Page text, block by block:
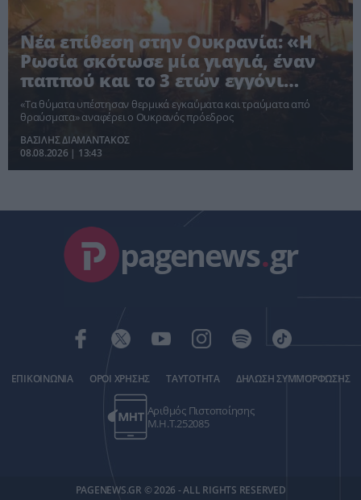
Νέα επίθεση στην Ουκρανία: «Η
Ρωσία σκότωσε μία γιαγιά, έναν
παππού και το 3 ετών εγγόνι
τους», λέει ο Ζελένσκι
«Τα θύματα υπέστησαν θερμικά εγκαύματα και τραύματα από
θραύσματα» αναφέρει ο Ουκρανός πρόεδρος
ΒΑΣΙΛΗΣ ΔΙΑΜΑΝΤΑΚΟΣ
08.08.2026 | 13:43
pagenews.gr
ΕΠΙΚΟΙΝΩΝΙΑ ΟΡΟΙ ΧΡΗΣΗΣ ΤΑΥΤΟΤΗΤΑ ΔΗΛΩΣΗ ΣΥΜΜΟΡΦΩΣΗΣ
Αριθμός Πιστοποίησης
Μ.Η.Τ.252085
PAGENEWS.GR © 2026 - ALL RIGHTS RESERVED